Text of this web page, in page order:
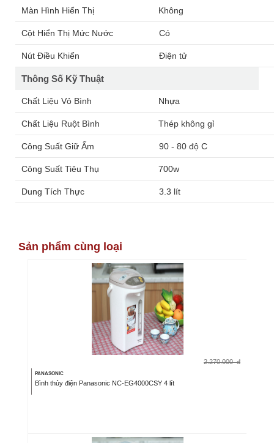
Màn Hình Hiển Thị Không
Cột Hiển Thị Mức Nước Có
Nút Điều Khiển Điện tử
Thông Số Kỹ Thuật
Chất Liệu Vỏ Bình Nhựa
Chất Liệu Ruột Bình Thép không gỉ
Công Suất Giữ Ấm 90 - 80 độ C
Công Suất Tiêu Thụ 700w
Dung Tích Thực 3.3 lít
Sản phẩm cùng loại
2.270.000 đ
PANASONIC
Bình thủy điện Panasonic NC-EG4000CSY 4 lít